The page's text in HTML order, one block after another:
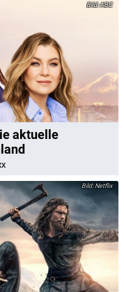
ABC
aktuelle
Netflix